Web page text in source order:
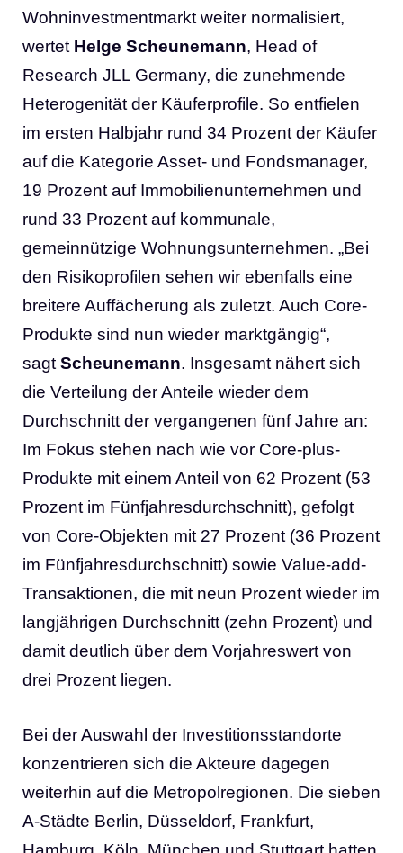
Wohninvestmentmarkt weiter normalisiert,
wertet Helge Scheunemann, Head of
Research JLL Germany, die zunehmende
Heterogenität der Käuferprofile. So entfielen
im ersten Halbjahr rund 34 Prozent der Käufer
auf die Kategorie Asset- und Fondsmanager,
19 Prozent auf Immobilienunternehmen und
rund 33 Prozent auf kommunale,
gemeinnützige Wohnungsunternehmen. „Bei
den Risikoprofilen sehen wir ebenfalls eine
breitere Auffächerung als zuletzt. Auch Core-
Produkte sind nun wieder marktgängig“,
sagtScheunemann. Insgesamt nähert sich
die Verteilung der Anteile wieder dem
Durchschnitt der vergangenen fünf Jahre an:
Im Fokus stehen nach wie vor Core-plus-
Produkte mit einem Anteil von 62 Prozent (53
Prozent im Fünfjahresdurchschnitt), gefolgt
von Core-Objekten mit 27 Prozent (36 Prozent
im Fünfjahresdurchschnitt) sowie Value-add-
Transaktionen, die mit neun Prozent wieder im
langjährigen Durchschnitt (zehn Prozent) und
damit deutlich über dem Vorjahreswert von
drei Prozent liegen.
Bei der Auswahl der Investitionsstandorte
konzentrieren sich die Akteure dagegen
weiterhin auf die Metropolregionen. Die sieben
A-Städte Berlin, Düsseldorf, Frankfurt,